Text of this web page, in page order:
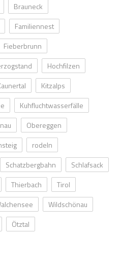
Brauneck
Familiennest
Fieberbrunn
Hochfilzen
Kitzalps
Kuhfluchtwasserfälle
Obereggen
rodeln
Schatzbergbahn
Schlafsack
Thierbach
Tirol
Wildschönau
Ötztal